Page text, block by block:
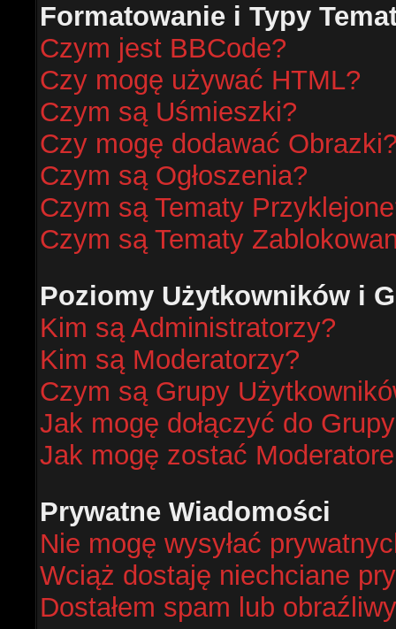
Formatowanie i Typy
Czym jest BBCode?
Czy mogę używać HTML?
Czym są Uśmieszki?
Czy mogę dodawać
Czym są Ogłoszenia?
Czym są Tematy
Czym są Tematy
Poziomy Użytkowników i
Kim są Administratorzy?
Kim są Moderatorzy?
Czym są Grupy
Jak mogę dołączyć do
Jak mogę zostać
Prywatne Wiadomości
Nie mogę wysyłać
Wciąż dostaję niechciane
Dostałem spam lub